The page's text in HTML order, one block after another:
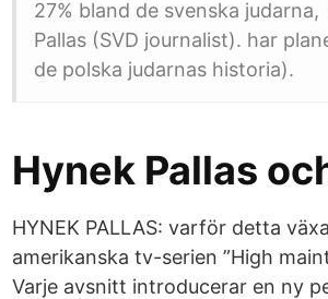
27% bland de svenska
Pallas (SVD journalist). har
de polska judarnas historia).
Hynek Pallas
HYNEK PALLAS: varför detta
amerikanska tv-serien ”High
Varje avsnitt introducerar en ny